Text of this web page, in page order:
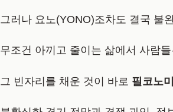
그러나 요노(YONO)조차도 결국 불
무조건 아끼고 줄이는 삶에서 사람
그 빈자리를 채운 것이 바로 필코노미